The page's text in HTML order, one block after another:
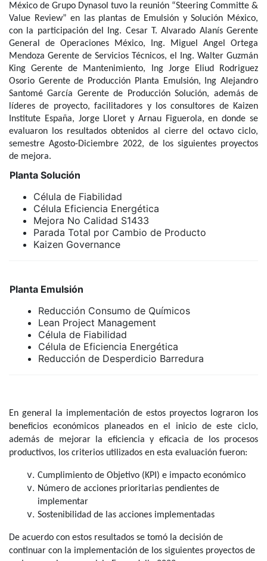
México de Grupo Dynasol tuvo la reunión “Steering Committe &
Value Review” en las plantas de Emulsión y Solución México,
con la participación del Ing. Cesar T. Alvarado Alanís Gerente
General de Operaciones México, Ing. Miguel Angel Ortega
Mendoza Gerente de Servicios Técnicos, el Ing. Walter Guzmán
King Gerente de Mantenimiento, Ing Jorge Eliud Rodriguez
Osorio Gerente de Producción Planta Emulsión, Ing Alejandro
Santomé García Gerente de Producción Solución, además de
líderes de proyecto, facilitadores y los consultores de Kaizen
Institute España, Jorge Lloret y Arnau Figuerola, en donde se
evaluaron los resultados obtenidos al cierre del octavo ciclo,
semestre Agosto-Diciembre 2022, de los siguientes proyectos
de mejora.
Planta Solución
Célula de Fiabilidad
Célula Eficiencia Energética
Mejora No Calidad S1433
Parada Total por Cambio de Producto
Kaizen Governance
Planta Emulsión
Reducción Consumo de Químicos
Lean Project Management
Célula de Fiabilidad
Célula de Eficiencia Energética
Reducción de Desperdicio Barredura
En general la implementación de estos proyectos lograron los
beneficios económicos planeados en el inicio de este ciclo,
además de mejorar la eficiencia y eficacia de los procesos
productivos, los criterios utilizados en esta evaluación fueron:
Cumplimiento de Objetivo (KPI) e impacto económico
Número de acciones prioritarias pendientes de
implementar
Sostenibilidad de las acciones implementadas
De acuerdo con estos resultados se tomó la decisión de
continuar con la implementación de los siguientes proyectos de